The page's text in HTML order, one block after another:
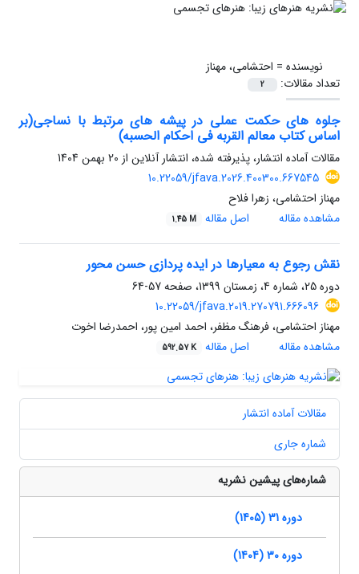
نویسنده = احتشامی، مهناز
تعداد مقالات:
2
جلوه های حکمت عملی در پیشه های مرتبط با نساجی(بر
اساس کتاب معالم القربه فی احکام الحسبه)
مقالات آماده انتشار، پذیرفته شده، انتشار آنلاین از 20 بهمن 1404
10.22059/jfava.2026.400300.667545
مهناز احتشامی، زهرا فلاح
مشاهده مقاله
اصل مقاله 1.45 M
نقش رجوع به معیارها در ایده پردازی حسن محور
دوره 25، شماره 4، زمستان 1399، صفحه
57-64
10.22059/jfava.2019.270791.666096
مهناز احتشامی، فرهنگ مظفر، احمد امین پور، احمدرضا اخوت
مشاهده مقاله
اصل مقاله 592.57 K
مقالات آماده انتشار
شماره جاری
شماره‌های پیشین نشریه
دوره 31 (1405)
دوره 30 (1404)